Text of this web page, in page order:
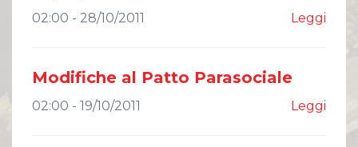
02:00 - 28/10/2011 Leggi
Modifiche al Patto Parasociale
02:00 - 19/10/2011 Leggi